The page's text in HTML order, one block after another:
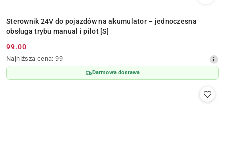
Sterownik 24V do pojazdów na akumulator – jednoczesna
obsługa trybu manual i pilot [S]
Cena
promocyjna:
99.00
Najniższa
cena
z
Najniższa cena: 99
Darmowa dostawa